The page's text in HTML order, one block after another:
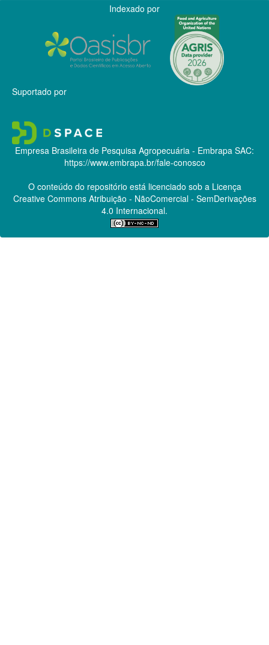
Indexado por
Suportado por
Empresa Brasileira de Pesquisa Agropecuária - Embrapa SAC:
https://www.embrapa.br/fale-conosco
O conteúdo do repositório está licenciado sob a Licença
Creative CommonsAtribuição - NãoComercial - SemDerivações
4.0 Internacional.